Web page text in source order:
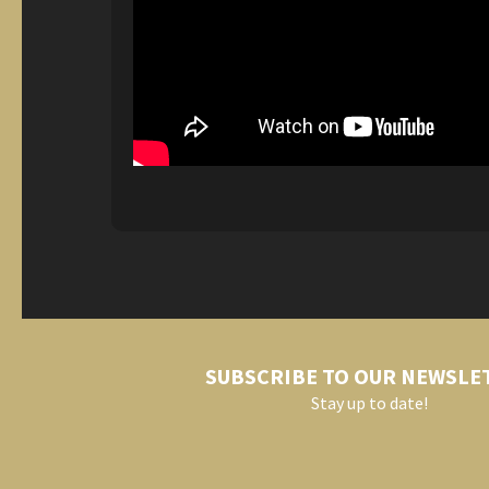
SUBSCRIBE TO OUR
Stay up to date!